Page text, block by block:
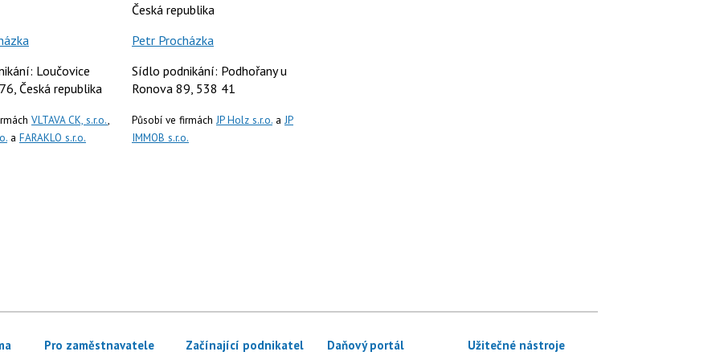
Česká republika
Loučovice
Česká republika
VLTAVA CK, s.r.o.,
a FARAKLO s.r.o.
Petr Procházka
Sídlo podnikání: Podhořany u
Ronova 89, 538 41
Působí ve firmách JP Holz s.r.o. a JP
IMMOB s.r.o.
Pro zaměstnavatele Začínající podnikatel Daňový portál Užitečné nástroje